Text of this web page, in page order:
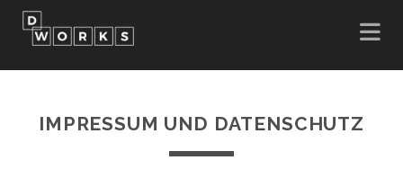
IMPRESSUM UND DATENSCHUTZ